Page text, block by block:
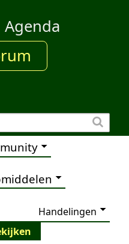
Agenda
Handelingen